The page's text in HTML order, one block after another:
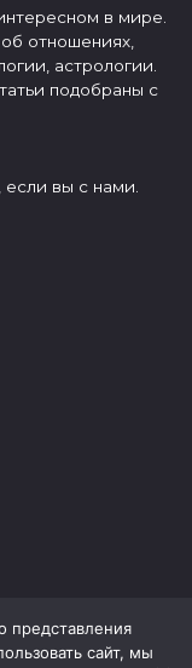
в мире.
отношениях,
астрологии.
подобраны с
вы с нами.
представления
сайт, мы